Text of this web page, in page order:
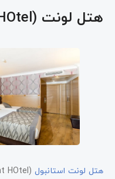
هتل لونت (Levent HOtel)
هتل لونت استانبول